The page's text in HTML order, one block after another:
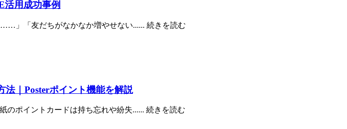
活用成功事例
」「友だちがなかなか増やせない...... 続きを読む
法｜Posterポイント機能を解説
のポイントカードは持ち忘れや紛失...... 続きを読む